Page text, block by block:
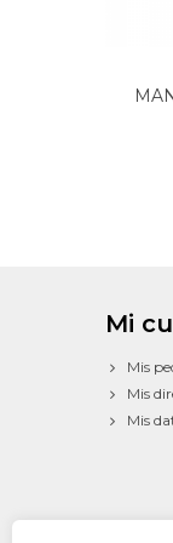
Mi
Mis
Mis
Mis